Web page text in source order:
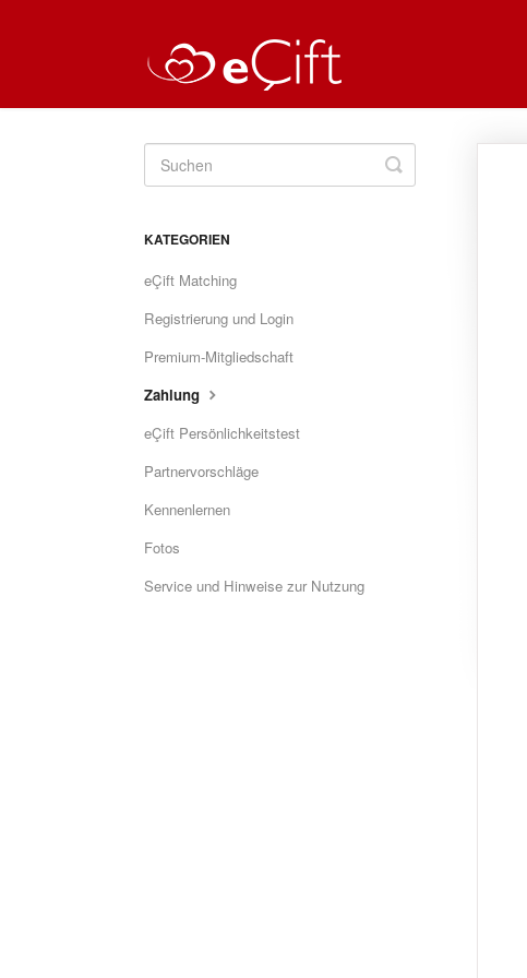
Toggle
Search
KATEGORIEN
eÇift Matching
Registrierung und Login
Premium-Mitgliedschaft
Zahlung
eÇift Persönlichkeitstest
Partnervorschläge
Kennenlernen
Fotos
Service und Hinweise zur Nutzung